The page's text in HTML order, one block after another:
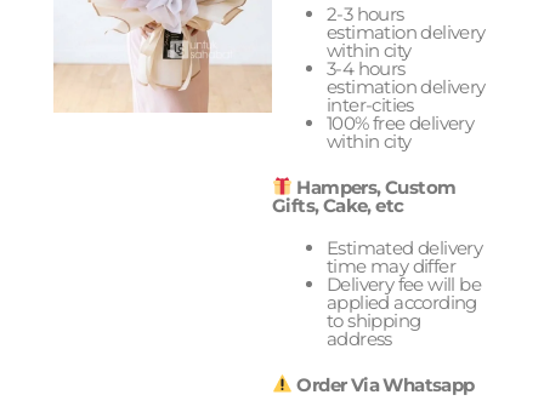
2-3 hours
estimation delivery
within city
3-4 hours
estimation delivery
inter-cities
100% free delivery
within city
Hampers, Custom
Gifts, Cake, etc
Estimated delivery
time may differ
Delivery fee will be
applied according
to shipping
address
Order Via Whatsapp